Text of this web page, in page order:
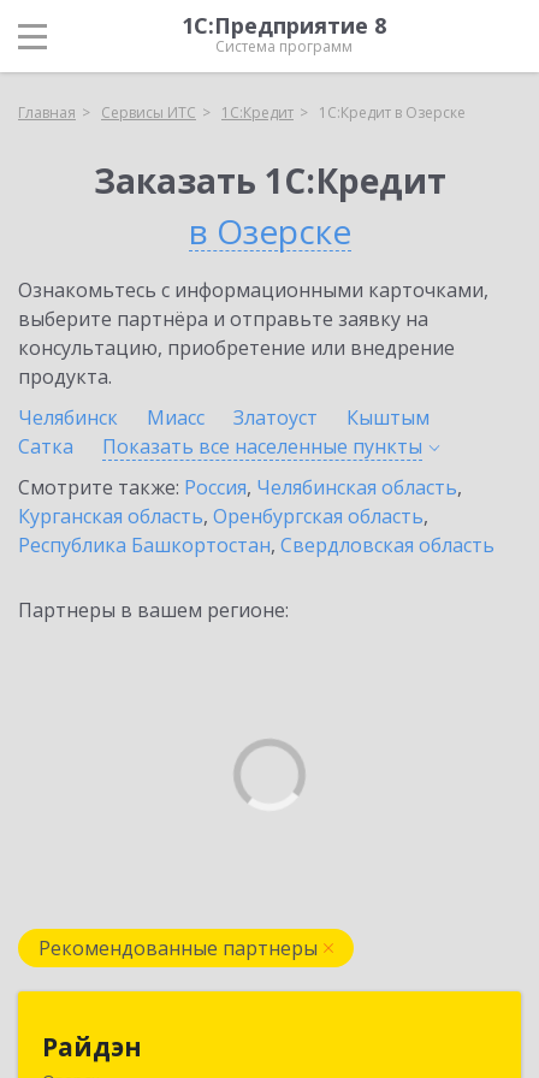
1С:Предприятие 8
Система программ
Главная Сервисы ИТС 1С:Кредит 1С:Кредит в Озерске
Заказать 1С:Кредит
в Озерске
Ознакомьтесь с информационными карточками,
выберите партнёра и отправьте заявку на
консультацию, приобретение или внедрение
продукта.
Челябинск
Миасс Златоуст
Кыштым
Сатка
Показать все населенные пункты
Смотрите также: Россия, Челябинская область,
Курганская область, Оренбургская область,
Республика Башкортостан, Свердловская область
Партнеры в вашем регионе:
Рекомендованные партнеры
Райдэн